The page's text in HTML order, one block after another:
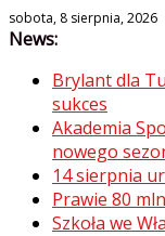
Skip
to
sobota, 8 sierpnia, 2026
News:
Brylant dla
sukces
Akademia
nowego
14 sierpnia
Prawie 80
Szkoła we